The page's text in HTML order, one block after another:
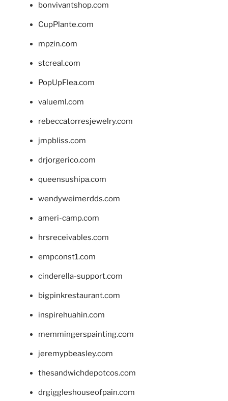
bonvivantshop.com
CupPlante.com
mpzin.com
stcreal.com
PopUpFlea.com
valueml.com
rebeccatorresjewelry.com
jmpbliss.com
drjorgerico.com
queensushipa.com
wendyweimerdds.com
ameri-camp.com
hrsreceivables.com
empconst1.com
cinderella-support.com
bigpinkrestaurant.com
inspirehuahin.com
memmingerspainting.com
jeremypbeasley.com
thesandwichdepotcos.com
drgiggleshouseofpain.com